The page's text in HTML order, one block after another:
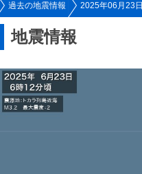
過去の地震情報 2025年06月23日
地震情報